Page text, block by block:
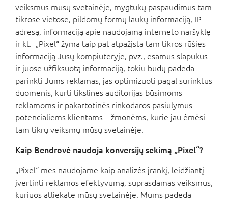
veiksmus mūsų svetainėje, mygtukų paspaudimus tam
tikrose vietose, pildomų formų laukų informaciją, IP
adresą, informaciją apie naudojamą interneto naršyklę
ir kt. „Pixel“ žyma taip pat atpažįsta tam tikros rūšies
informaciją Jūsų kompiuteryje, pvz., esamus slapukus
ir juose užfiksuotą informaciją, tokiu būdų padeda
parinkti Jums reklamas, jas optimizuoti pagal surinktus
duomenis, kurti tikslines auditorijas būsimoms
reklamoms ir pakartotinės rinkodaros pasiūlymus
potencialiems klientams – žmonėms, kurie jau ėmėsi
tam tikrų veiksmų mūsų svetainėje.
Kaip Bendrovė naudoja konversijų sekimą „Pixel“?
„Pixel“ mes naudojame kaip analizės įrankį, leidžiantį
įvertinti reklamos efektyvumą, suprasdamas veiksmus,
kuriuos atliekate mūsų svetainėje. Mums padeda